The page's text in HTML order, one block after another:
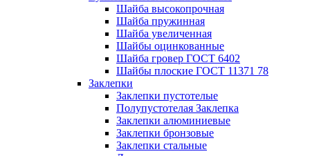
Шайба высокопрочная
Шайба пружинная
Шайба увеличенная
Шайбы оцинкованные
Шайба гровер ГОСТ 6402
Шайбы плоские ГОСТ 11371 78
Заклепки
Заклепки пустотелые
Полупустотелая Заклепка
Заклепки алюминиевые
Заклепки бронзовые
Заклепки стальные